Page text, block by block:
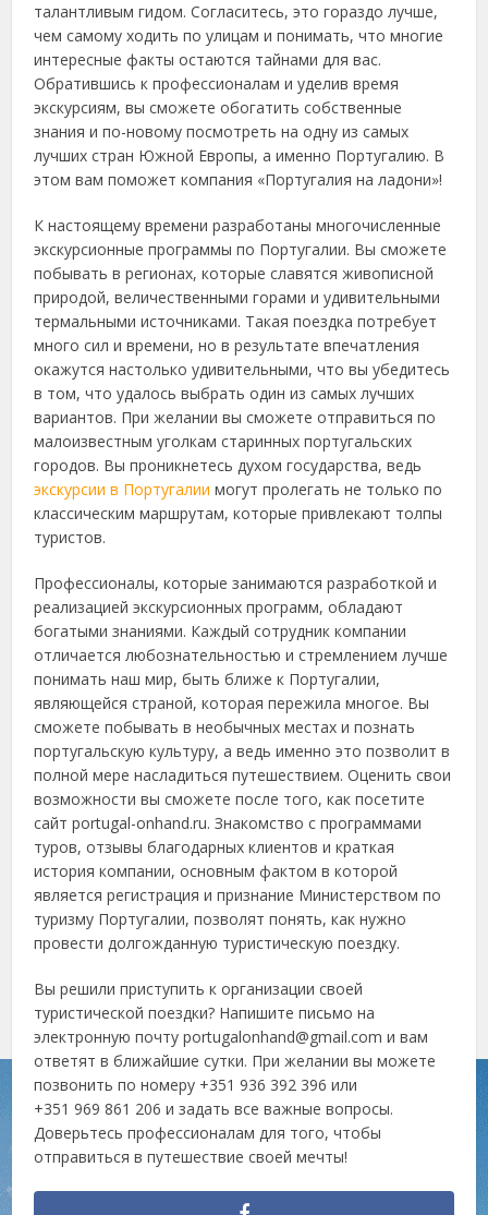
талантливым гидом. Согласитесь, это гораздо лучше,
чем самому ходить по улицам и понимать, что многие
интересные факты остаются тайнами для вас.
Обратившись к профессионалам и уделив время
экскурсиям, вы сможете обогатить собственные
знания и по-новому посмотреть на одну из самых
лучших стран Южной Европы, а именно Португалию. В
этом вам поможет компания «Португалия на ладони»!
К настоящему времени разработаны многочисленные
экскурсионные программы по Португалии. Вы сможете
побывать в регионах, которые славятся живописной
природой, величественными горами и удивительными
термальными источниками. Такая поездка потребует
много сил и времени, но в результате впечатления
окажутся настолько удивительными, что вы убедитесь
в том, что удалось выбрать один из самых лучших
вариантов. При желании вы сможете отправиться по
малоизвестным уголкам старинных португальских
городов. Вы проникнетесь духом государства, ведь
экскурсии в Португалии могут пролегать не только по
классическим маршрутам, которые привлекают толпы
туристов.
Профессионалы, которые занимаются разработкой и
реализацией экскурсионных программ, обладают
богатыми знаниями. Каждый сотрудник компании
отличается любознательностью и стремлением лучше
понимать наш мир, быть ближе к Португалии,
являющейся страной, которая пережила многое. Вы
сможете побывать в необычных местах и познать
португальскую культуру, а ведь именно это позволит в
полной мере насладиться путешествием. Оценить свои
возможности вы сможете после того, как посетите
сайт portugal-onhand.ru. Знакомство с программами
туров, отзывы благодарных клиентов и краткая
история компании, основным фактом в которой
является регистрация и признание Министерством по
туризму Португалии, позволят понять, как нужно
провести долгожданную туристическую поездку.
Вы решили приступить к организации своей
туристической поездки? Напишите письмо на
электронную почтуportugalonhand@gmail.com и вам
ответят в ближайшие сутки. При желании вы можете
позвонить по номеру +351 936 392 396 или
+351 969 861 206 и задать все важные вопросы.
Доверьтесь профессионалам для того, чтобы
отправиться в путешествие своей мечты!